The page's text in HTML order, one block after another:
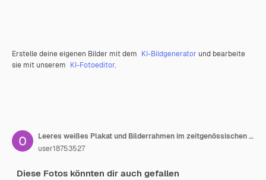
Erstelle deine eigenen Bilder mit dem KI-Bildgenerator und bearbeite
sie mit unserem KI-Fotoeditor.
Leeres weißes Plakat und Bilderrahmen im zeitgenössischen Luxusinterieur mit dunkelgrüner Wand, minimalistischem 3D-Rendering
user18753527
Diese Fotos könnten dir auch gefallen